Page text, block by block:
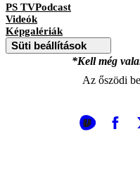
PS TVPodcast
Videók
Képgalériák
Süti beállítások
*Kell még
Az őszödi